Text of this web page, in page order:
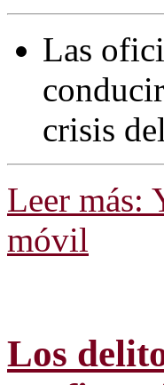
Las
crisis
Leer más:
móvil
Los